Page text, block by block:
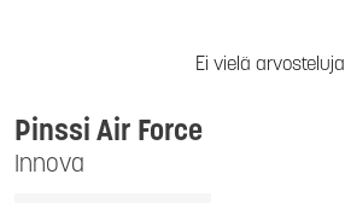
Ei vielä arvosteluja
Innova
Pinssi Air Force